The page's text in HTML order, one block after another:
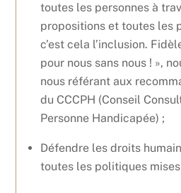
toutes les personnes à
propositions et toutes les
c’est cela l’inclusion.
pour nous sans nous ! »,
nous référant aux
du CCCPH (Conseil
Personne Handicapée) ;
Défendre les droits
toutes les politiques